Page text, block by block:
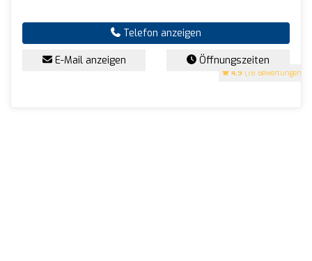
4.9 (78 Bewertungen)
Telefon anzeigen
E-Mail anzeigen Öffnungszeiten